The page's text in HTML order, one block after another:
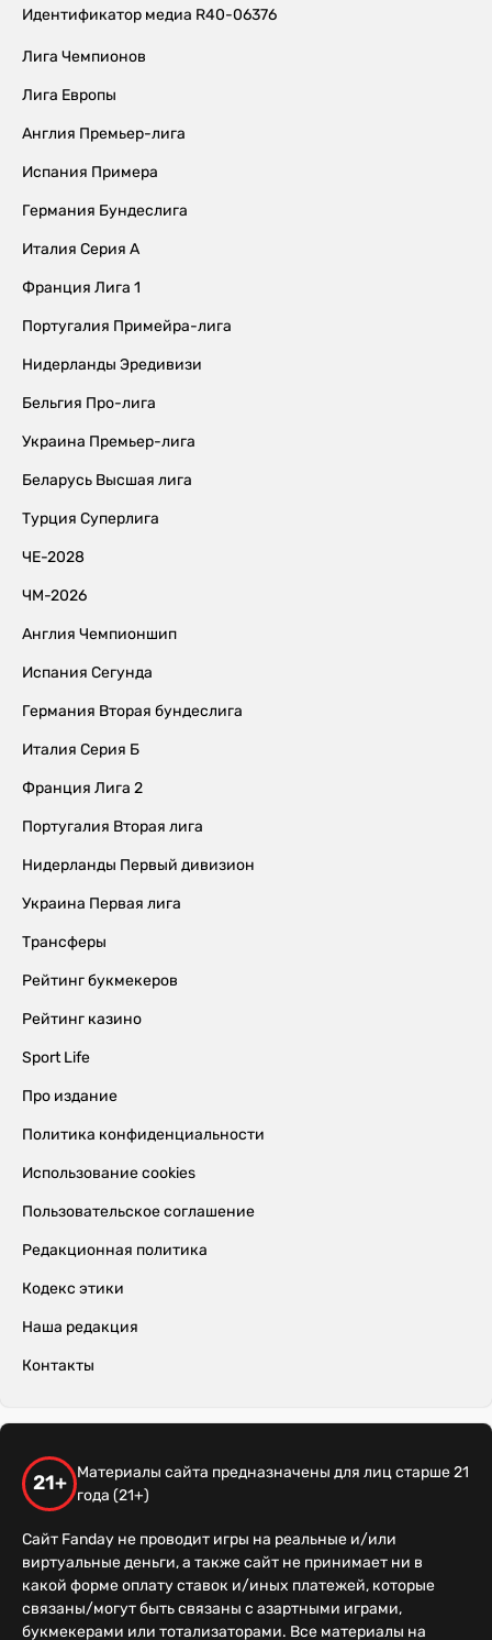
Идентификатор медиа R40-06376
Лига Чемпионов
Лига Европы
Англия Премьер-лига
Испания Примера
Германия Бундеслига
Италия Серия А
Франция Лига 1
Португалия Примейра-лига
Нидерланды Эредивизи
Бельгия Про-лига
Украина Премьер-лига
Беларусь Высшая лига
Турция Суперлига
ЧЕ-2028
ЧМ-2026
Англия Чемпионшип
Испания Сегунда
Германия Вторая бундеслига
Италия Серия Б
Франция Лига 2
Португалия Вторая лига
Нидерланды Первый дивизион
Украина Первая лига
Трансферы
Рейтинг букмекеров
Рейтинг казино
Sport Life
Про издание
Политика конфиденциальности
Использование cookies
Пользовательское соглашение
Редакционная политика
Кодекс этики
Наша редакция
Контакты
21+
Материалы сайта предназначены для лиц старше 21
года (21+)
Сайт Fanday не проводит игры на реальные и/или
виртуальные деньги, а также сайт не принимает ни в
какой форме оплату ставок и/иных платежей, которые
связаны/могут быть связаны с азартными играми,
букмекерами или тотализаторами. Все материалы на